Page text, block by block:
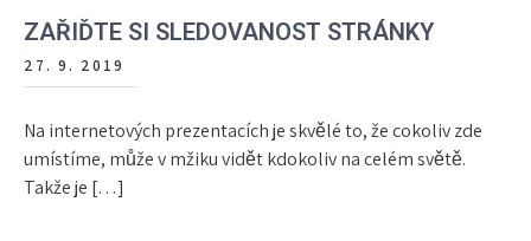
ZAŘIĎTE SI SLEDOVANOST STRÁNKY
27. 9. 2019
Na internetových prezentacích je skvělé to, že cokoliv zde
umístíme, může v mžiku vidět kdokoliv na celém světě.
Takže je […]